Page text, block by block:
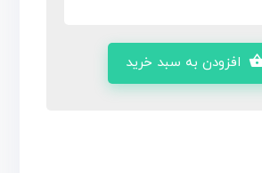
افزودن به سبد خرید